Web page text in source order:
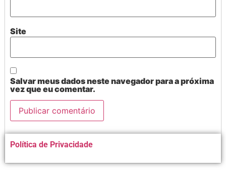
Site
Salvar meus dados neste navegador para a próxima
vez que eu comentar.
Alternative:
Política de Privacidade